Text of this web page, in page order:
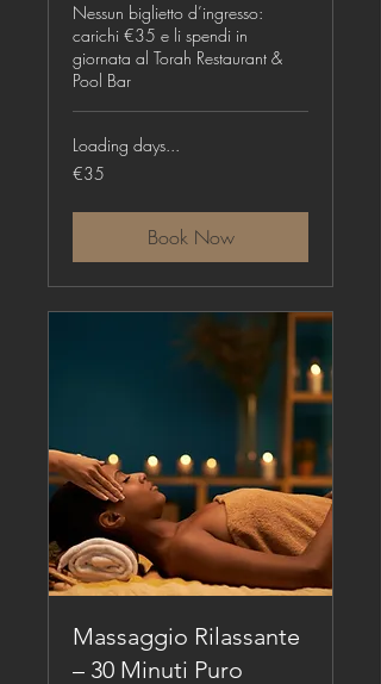
Nessun biglietto d’ingresso:
carichi €35 e li spendi in
giornata al Torah Restaurant &
Pool Bar
Loading days...
35
euros
€35
Book Now
Massaggio Rilassante
– 30 Minuti Puro